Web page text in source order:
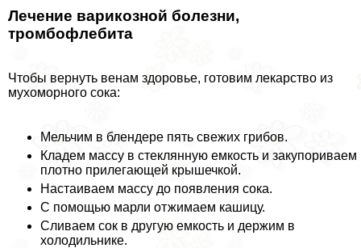
Лечение варикозной болезни,
тромбофлебита
Чтобы вернуть венам здоровье, готовим лекарство из
мухоморного сока:
Мельчим в блендере пять свежих грибов.
Кладем массу в стеклянную емкость и закупориваем
плотно прилегающей крышечкой.
Настаиваем массу до появления сока.
С помощью марли отжимаем кашицу.
Сливаем сок в другую емкость и держим в
холодильнике.